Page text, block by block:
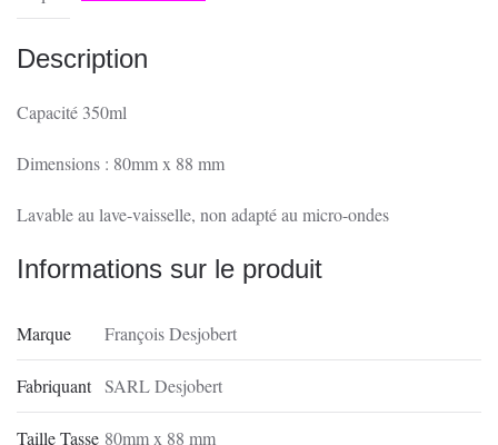
de
Tasse
Émaillée
d'Aspretto
la
Ajaccio
Description
Capacité 350ml
Dimensions : 80mm x 88 mm
Lavable au lave-vaisselle, non adapté au micro-ondes
Informations sur le produit
Marque François Desjobert
Fabriquant SARL Desjobert
Taille Tasse 80mm x 88 mm